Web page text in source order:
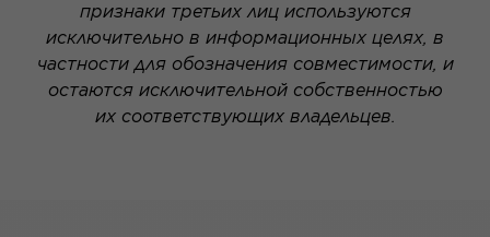
признаки третьих лиц используются
исключительно в информационных целях, в
частности для обозначения совместимости, и
остаются исключительной собственностью
их соответствующих владельцев.